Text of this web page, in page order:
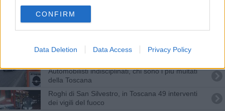
CONFIRM
Data Deletion Data Access Privacy Policy
Addio a Bartolozzi, da Mercatale fino a Moser
Società della salute, Naldoni è il nuovo direttore
Automobilisti indisciplinati, chi sono i più multati
della Toscana
Roghi di San Silvestro, in Toscana 49 interventi
dei vigili del fuoco